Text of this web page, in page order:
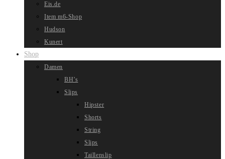
Eis.de
Item m6-Shop
Hudson
Kunert
Shop
Damen
BH’s
Slips
Hipster
Shorts
String
Slips
Taillenslip